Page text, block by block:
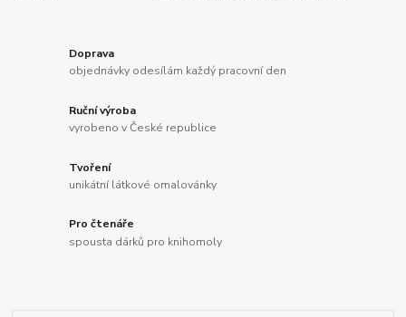
Doprava
objednávky odesílám každý pracovní den
Ruční výroba
vyrobeno v České republice
Tvoření
unikátní látkové omalovánky
Pro čtenáře
spousta dárků pro knihomoly